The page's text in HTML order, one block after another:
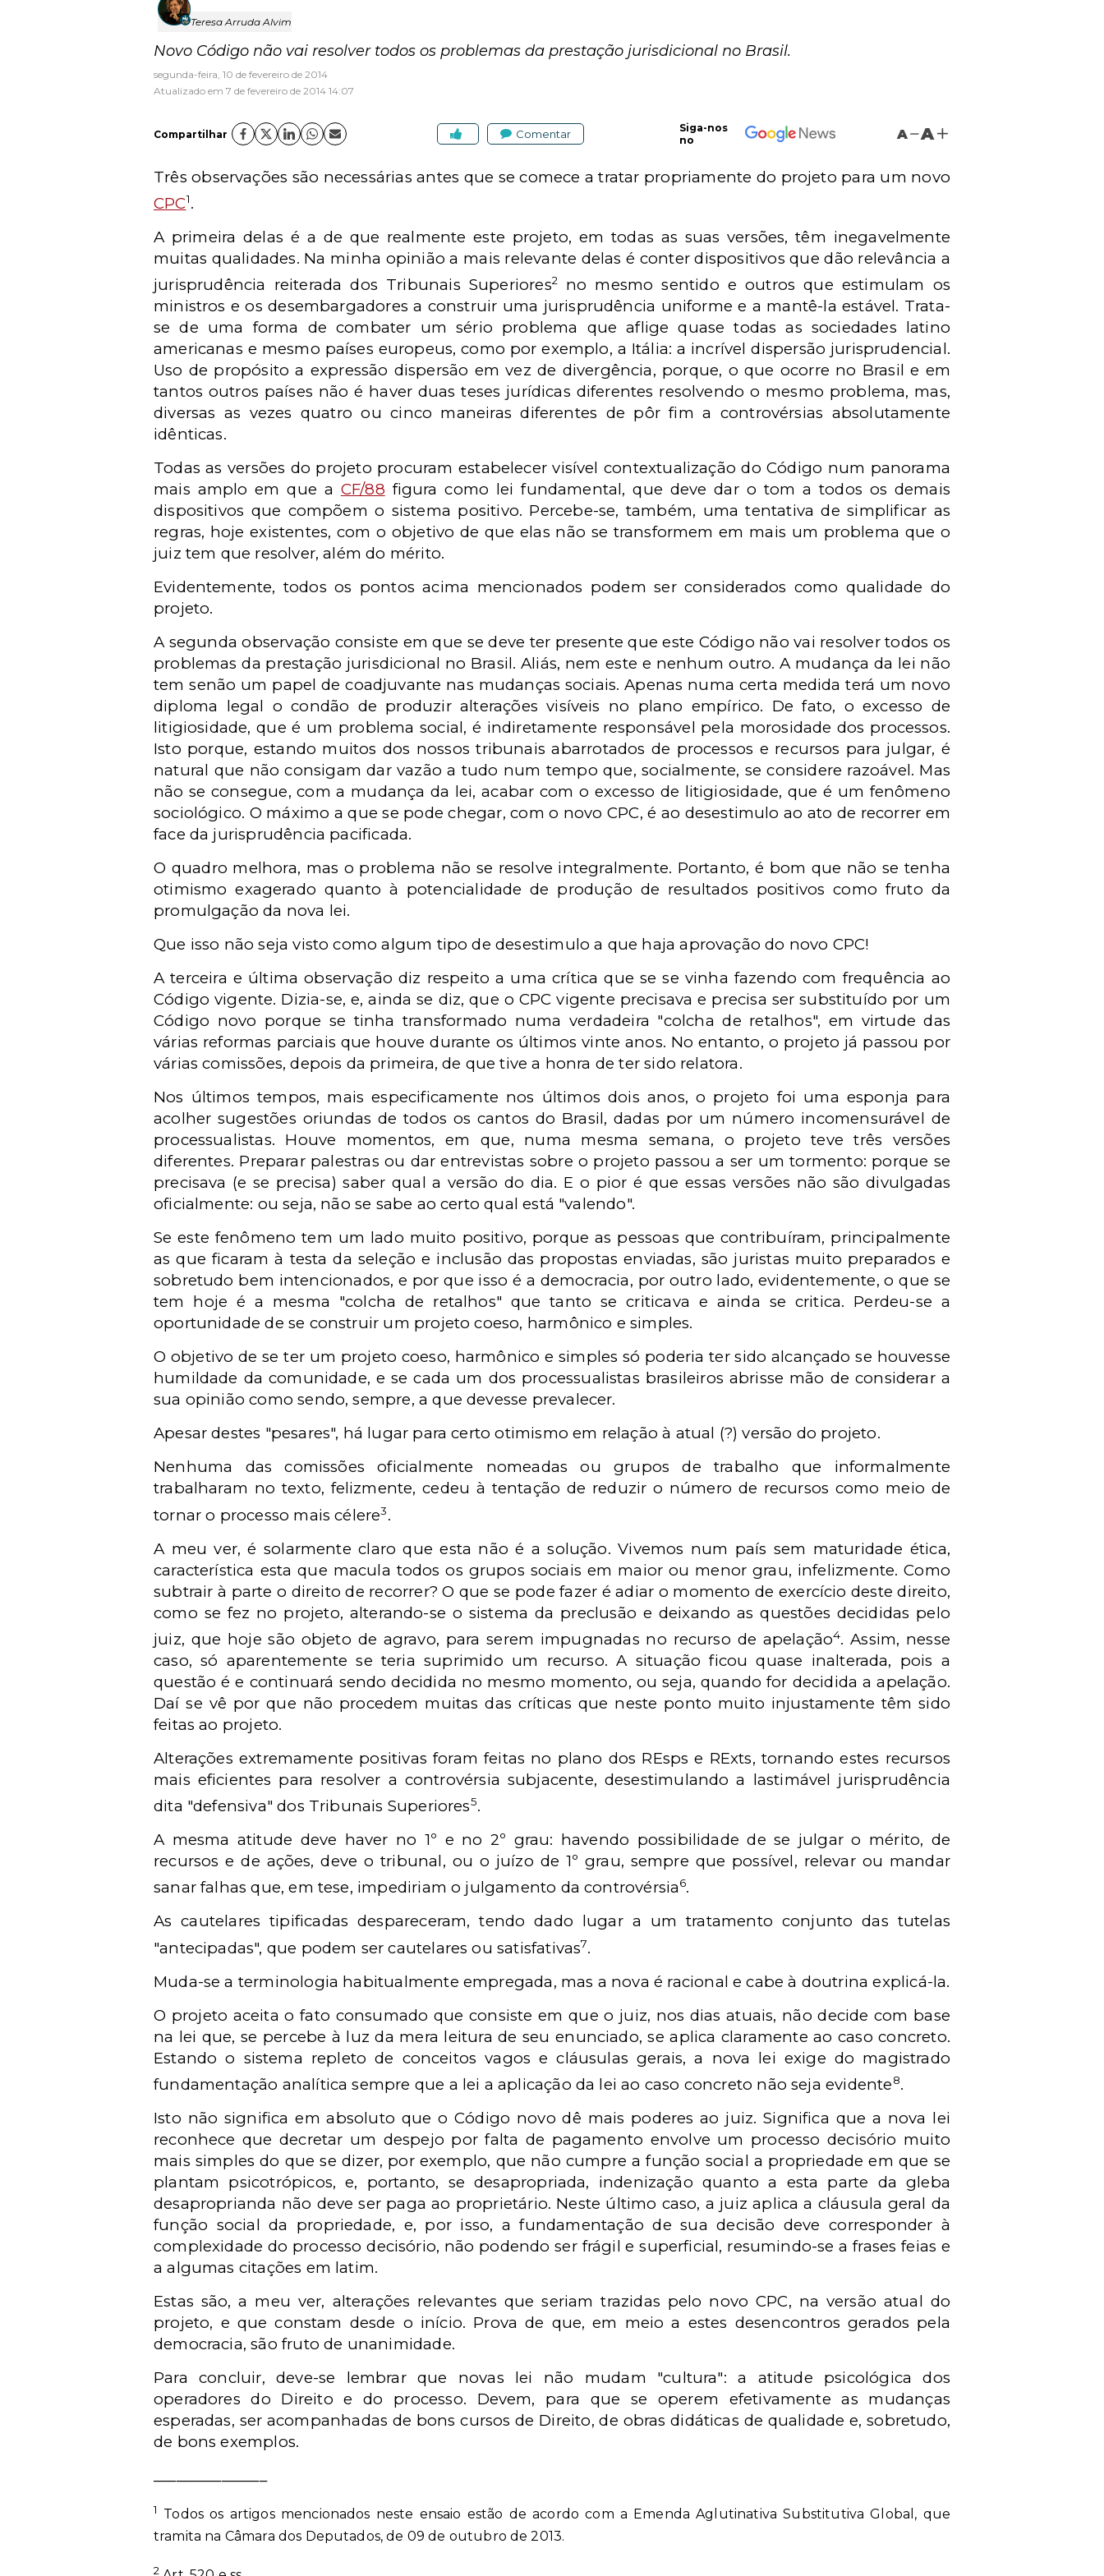
Teresa Arruda Alvim
Novo Código não vai resolver todos os problemas da prestação jurisdicional no Brasil.
segunda-feira, 10 de fevereiro de 2014
Atualizado em 7 de fevereiro de 2014 14:07
Compartilhar Comentar
Siga-nos
no
A A
Três observações são necessárias antes que se comece a tratar propriamente do projeto para um novo
CPC1.
A primeira delas é a de que realmente este projeto, em todas as suas versões, têm inegavelmente
muitas qualidades. Na minha opinião a mais relevante delas é conter dispositivos que dão relevância a
jurisprudência reiterada dos Tribunais Superiores2
no mesmo sentido e outros que estimulam os
ministros e os desembargadores a construir uma jurisprudência uniforme e a mantê-la estável. Trata-
se de uma forma de combater um sério problema que aflige quase todas as sociedades latino
americanas e mesmo países europeus, como por exemplo, a Itália: a incrível dispersão jurisprudencial.
Uso de propósito a expressão dispersão em vez de divergência, porque, o que ocorre no Brasil e em
tantos outros países não é haver duas teses jurídicas diferentes resolvendo o mesmo problema, mas,
diversas as vezes quatro ou cinco maneiras diferentes de pôr fim a controvérsias absolutamente
idênticas.
Todas as versões do projeto procuram estabelecer visível contextualização do Código num panorama
mais amplo em que a CF/88 figura como lei fundamental, que deve dar o tom a todos os demais
dispositivos que compõem o sistema positivo. Percebe-se, também, uma tentativa de simplificar as
regras, hoje existentes, com o objetivo de que elas não se transformem em mais um problema que o
juiz tem que resolver, além do mérito.
Evidentemente, todos os pontos acima mencionados podem ser considerados como qualidade do
projeto.
A segunda observação consiste em que se deve ter presente que este Código não vai resolver todos os
problemas da prestação jurisdicional no Brasil. Aliás, nem este e nenhum outro. A mudança da lei não
tem senão um papel de coadjuvante nas mudanças sociais. Apenas numa certa medida terá um novo
diploma legal o condão de produzir alterações visíveis no plano empírico. De fato, o excesso de
litigiosidade, que é um problema social, é indiretamente responsável pela morosidade dos processos.
Isto porque, estando muitos dos nossos tribunais abarrotados de processos e recursos para julgar, é
natural que não consigam dar vazão a tudo num tempo que, socialmente, se considere razoável. Mas
não se consegue, com a mudança da lei, acabar com o excesso de litigiosidade, que é um fenômeno
sociológico. O máximo a que se pode chegar, com o novo CPC, é ao desestimulo ao ato de recorrer em
face da jurisprudência pacificada.
O quadro melhora, mas o problema não se resolve integralmente. Portanto, é bom que não se tenha
otimismo exagerado quanto à potencialidade de produção de resultados positivos como fruto da
promulgação da nova lei.
Que isso não seja visto como algum tipo de desestimulo a que haja aprovação do novo CPC!
A terceira e última observação diz respeito a uma crítica que se se vinha fazendo com frequência ao
Código vigente. Dizia-se, e, ainda se diz, que o CPC vigente precisava e precisa ser substituído por um
Código novo porque se tinha transformado numa verdadeira "colcha de retalhos", em virtude das
várias reformas parciais que houve durante os últimos vinte anos. No entanto, o projeto já passou por
várias comissões, depois da primeira, de que tive a honra de ter sido relatora.
Nos últimos tempos, mais especificamente nos últimos dois anos, o projeto foi uma esponja para
acolher sugestões oriundas de todos os cantos do Brasil, dadas por um número incomensurável de
processualistas. Houve momentos, em que, numa mesma semana, o projeto teve três versões
diferentes. Preparar palestras ou dar entrevistas sobre o projeto passou a ser um tormento: porque se
precisava (e se precisa) saber qual a versão do dia. E o pior é que essas versões não são divulgadas
oficialmente: ou seja, não se sabe ao certo qual está "valendo".
Se este fenômeno tem um lado muito positivo, porque as pessoas que contribuíram, principalmente
as que ficaram à testa da seleção e inclusão das propostas enviadas, são juristas muito preparados e
sobretudo bem intencionados, e por que isso é a democracia, por outro lado, evidentemente, o que se
tem hoje é a mesma "colcha de retalhos" que tanto se criticava e ainda se critica. Perdeu-se a
oportunidade de se construir um projeto coeso, harmônico e simples.
O objetivo de se ter um projeto coeso, harmônico e simples só poderia ter sido alcançado se houvesse
humildade da comunidade, e se cada um dos processualistas brasileiros abrisse mão de considerar a
sua opinião como sendo, sempre, a que devesse prevalecer.
Apesar destes "pesares", há lugar para certo otimismo em relação à atual (?) versão do projeto.
Nenhuma das comissões oficialmente nomeadas ou grupos de trabalho que informalmente
trabalharam no texto, felizmente, cedeu à tentação de reduzir o número de recursos como meio de
tornar o processo mais célere3.
A meu ver, é solarmente claro que esta não é a solução. Vivemos num país sem maturidade ética,
característica esta que macula todos os grupos sociais em maior ou menor grau, infelizmente. Como
subtrair à parte o direito de recorrer? O que se pode fazer é adiar o momento de exercício deste direito,
como se fez no projeto, alterando-se o sistema da preclusão e deixando as questões decididas pelo
juiz, que hoje são objeto de agravo, para serem impugnadas no recurso de apelação4. Assim, nesse
caso, só aparentemente se teria suprimido um recurso. A situação ficou quase inalterada, pois a
questão é e continuará sendo decidida no mesmo momento, ou seja, quando for decidida a apelação.
Daí se vê por que não procedem muitas das críticas que neste ponto muito injustamente têm sido
feitas ao projeto.
Alterações extremamente positivas foram feitas no plano dos REsps e RExts, tornando estes recursos
mais eficientes para resolver a controvérsia subjacente, desestimulando a lastimável jurisprudência
dita "defensiva" dos Tribunais Superiores5.
A mesma atitude deve haver no 1º e no 2º grau: havendo possibilidade de se julgar o mérito, de
recursos e de ações, deve o tribunal, ou o juízo de 1º grau, sempre que possível, relevar ou mandar
sanar falhas que, em tese, impediriam o julgamento da controvérsia6.
As cautelares tipificadas despareceram, tendo dado lugar a um tratamento conjunto das tutelas
"antecipadas", que podem ser cautelares ou satisfativas7.
Muda-se a terminologia habitualmente empregada, mas a nova é racional e cabe à doutrina explicá-la.
O projeto aceita o fato consumado que consiste em que o juiz, nos dias atuais, não decide com base
na lei que, se percebe à luz da mera leitura de seu enunciado, se aplica claramente ao caso concreto.
Estando o sistema repleto de conceitos vagos e cláusulas gerais, a nova lei exige do magistrado
fundamentação analítica sempre que a lei a aplicação da lei ao caso concreto não seja evidente8.
Isto não significa em absoluto que o Código novo dê mais poderes ao juiz. Significa que a nova lei
reconhece que decretar um despejo por falta de pagamento envolve um processo decisório muito
mais simples do que se dizer, por exemplo, que não cumpre a função social a propriedade em que se
plantam psicotrópicos, e, portanto, se desapropriada, indenização quanto a esta parte da gleba
desaproprianda não deve ser paga ao proprietário. Neste último caso, a juiz aplica a cláusula geral da
função social da propriedade, e, por isso, a fundamentação de sua decisão deve corresponder à
complexidade do processo decisório, não podendo ser frágil e superficial, resumindo-se a frases feias e
a algumas citações em latim.
Estas são, a meu ver, alterações relevantes que seriam trazidas pelo novo CPC, na versão atual do
projeto, e que constam desde o início. Prova de que, em meio a estes desencontros gerados pela
democracia, são fruto de unanimidade.
Para concluir, deve-se lembrar que novas lei não mudam "cultura": a atitude psicológica dos
operadores do Direito e do processo. Devem, para que se operem efetivamente as mudanças
esperadas, ser acompanhadas de bons cursos de Direito, de obras didáticas de qualidade e, sobretudo,
de bons exemplos.
1
Todos os artigos mencionados neste ensaio estão de acordo com a Emenda Aglutinativa Substitutiva Global, que
tramita na Câmara dos Deputados, de 09 de outubro de 2013.
2